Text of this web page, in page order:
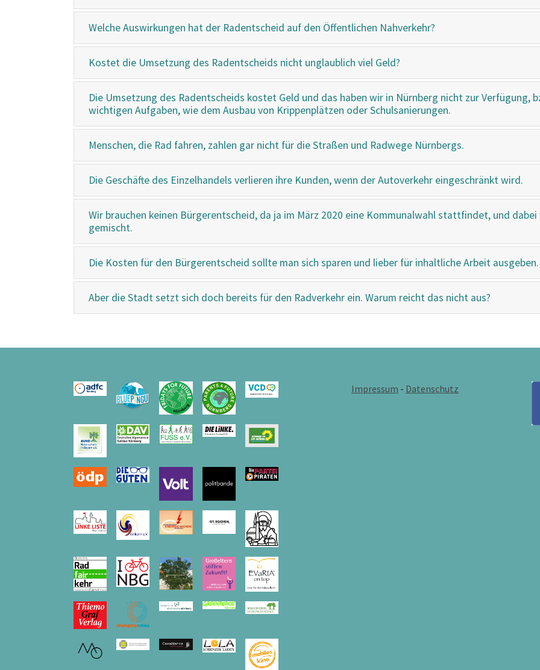
Welche Auswirkungen hat der Radentscheid auf den Öffentlichen Nahverkehr?
Kostet die Umsetzung des Radentscheids nicht unglaublich viel Geld?
Die Umsetzung des Radentscheids kostet Geld und das haben wir in Nürnberg nicht zur Verfügung,
wichtigen Aufgaben, wie dem Ausbau von Krippenplätzen oder Schulsanierungen.
Menschen, die Rad fahren, zahlen gar nicht für die Straßen und Radwege Nürnbergs.
Die Geschäfte des Einzelhandels verlieren ihre Kunden, wenn der Autoverkehr eingeschränkt wird.
Wir brauchen keinen Bürgerentscheid, da ja im März 2020 eine Kommunalwahl stattfindet, und
gemischt.
Die Kosten für den Bürgerentscheid sollte man sich sparen und lieber für inhaltliche Arbeit ausgeben.
Aber die Stadt setzt sich doch bereits für den Radverkehr ein. Warum reicht das nicht aus?
Impressum - Datenschutz